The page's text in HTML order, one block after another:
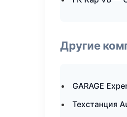
Другие
GARAGE
Техстанция